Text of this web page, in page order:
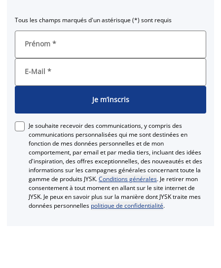
Tous les champs marqués d'un astérisque (*) sont requis
Prénom *
E-Mail *
Je m’inscris
Je souhaite recevoir des communications, y compris des
communications personnalisées qui me sont destinées en
fonction de mes données personnelles et de mon
comportement, par email et par media tiers, incluant des idées
d'inspiration, des offres exceptionnelles, des nouveautés et des
informations sur les campagnes générales concernant toute la
gamme de produits JYSK.Conditions générales. Je retirer mon
consentement à tout moment en allant sur le site internet de
JYSK. Je peux en savoir plus sur la manière dont JYSK traite mes
données personnelles politique de confidentialité.